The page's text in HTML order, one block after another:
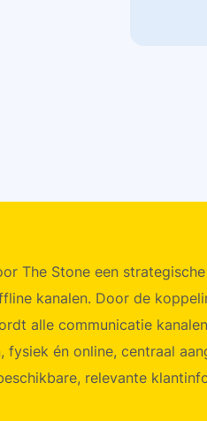
The Stone een
kanalen. Door de
alle communicatie
fysiek én online, centraal
relevante